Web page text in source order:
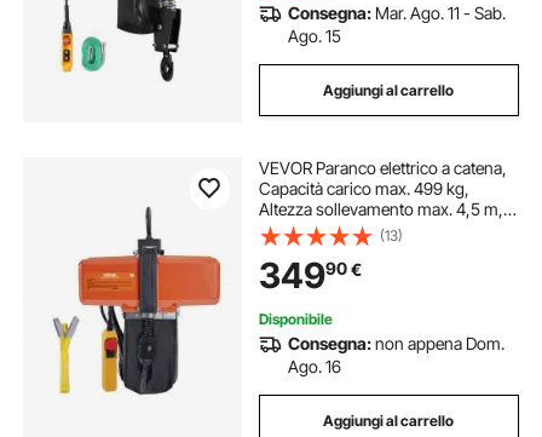
Consegna: Mar. Ago. 11 - Sab.
Ago. 15
Aggiungi al carrello
VEVOR Paranco elettrico a catena,
Capacità carico max. 499 kg,
Altezza sollevamento max. 4,5 m,
580 W, Carroponte monofase con
catena G100, Telecomando cablato
3 m, per garage, officina, hotel
(13)
34990€
Disponibile
Consegna:non appena Dom.
Ago. 16
Aggiungi al carrello